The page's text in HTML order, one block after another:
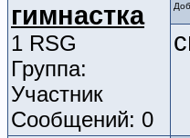
гимнастка
1 RSG
Группа:
Участник
Сообщений: 0